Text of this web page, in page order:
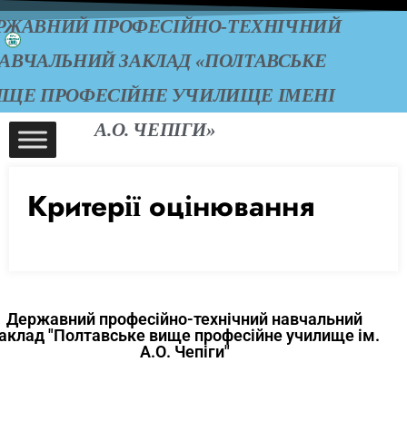
ПРОФЕСІЙНО-ТЕХНІЧНИЙ
ЗАКЛАД «ПОЛТАВСЬКЕ
ПРОФЕСІЙНЕ УЧИЛИЩЕ ІМЕНІ
А.О. ЧЕПІГИ»
Критерії оцінювання
Державний професійно-технічний навчальний
"Полтавське вище професійне училище ім.
А.О. Чепіги"